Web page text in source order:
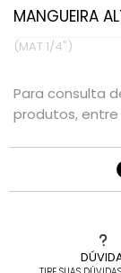
MANGUEIRA
(MAT 1/4")
Para consulta
produtos,